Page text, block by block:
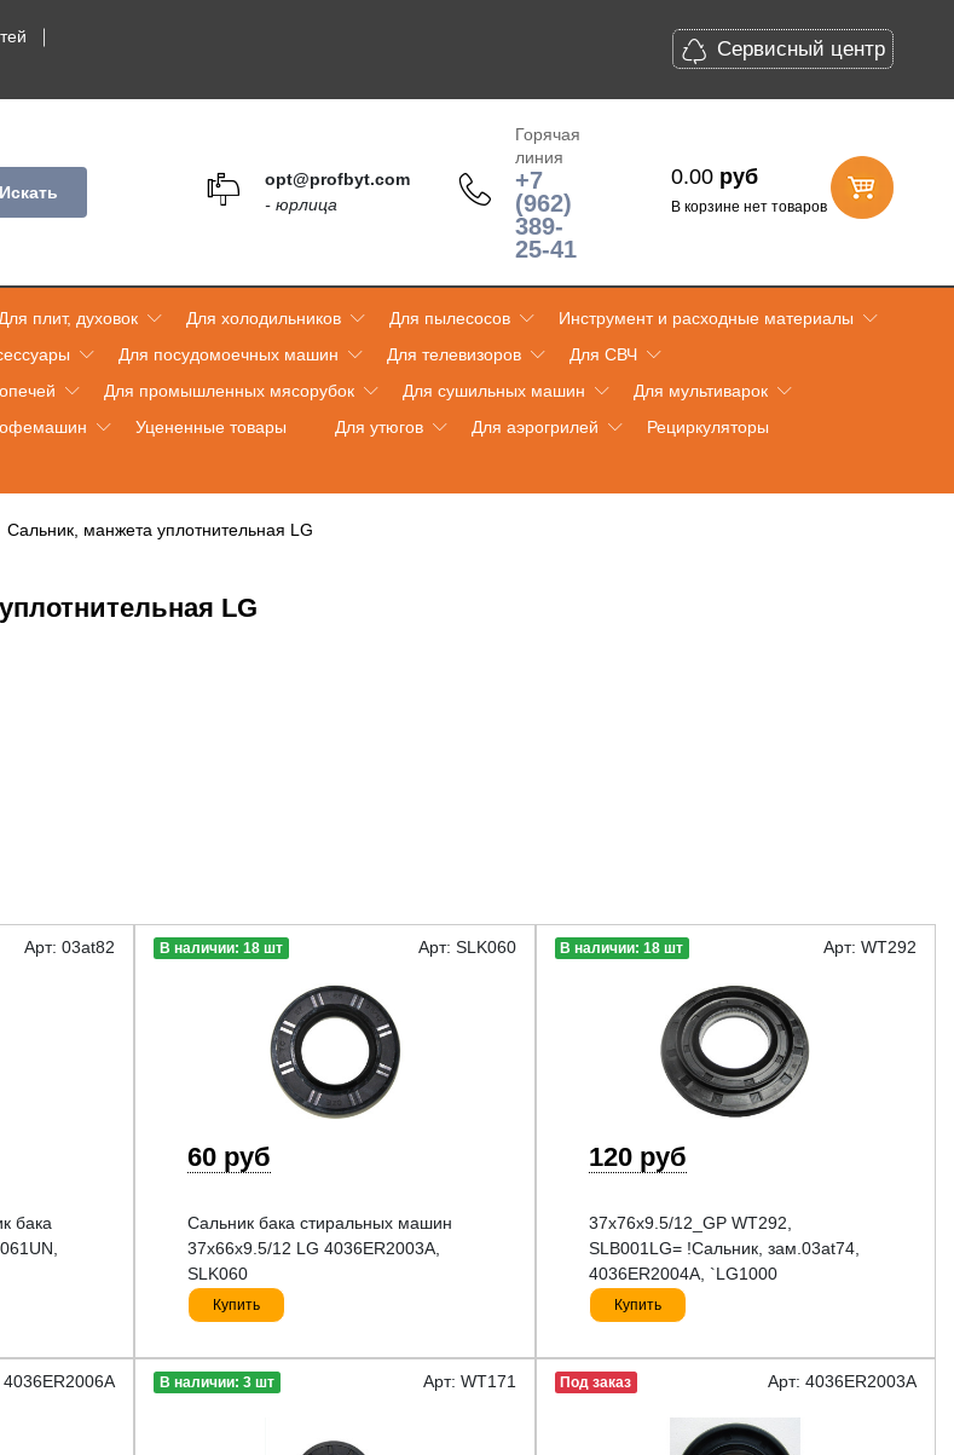
Сервисный центр
Искать
opt@profbyt.com
- юрлица
Горячая
линия
+7
(962)
389-
25-41
0.00 руб
В корзине нет товаров
Для плит, духовок Для холодильников Для пылесосов
Инструмент и расходные материалы
Для посудомоечных машин Для телевизоров
Для СВЧ
Для промышленных мясорубок Для сушильных машин
Для мультиварок
Уцененные товары Для утюгов Для аэрогрилей
Рециркуляторы
Сальник, манжета уплотнительная LG
LG
Арт: 03at82
бака
В наличии: 18 шт Арт: SLK060
60 руб
Сальник бака стиральных машин
37x66x9.5/12 LG 4036ER2003A,
SLK060
Купить
В наличии: 18 шт Арт: WT292
120 руб
37x76x9.5/12_GP WT292,
SLB001LG= !Сальник, зам.03at74,
4036ER2004A, `LG1000
Купить
4036ER2006A В наличии: 3 шт Арт: WT171 Под заказ Арт: 4036ER2003A